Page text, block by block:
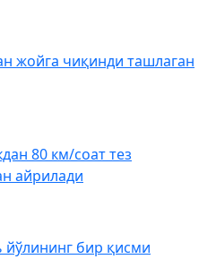
жойга чиқинди ташлаган
80 км/соат тез
айрилади
йўлининг бир қисми